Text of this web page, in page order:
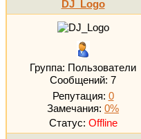
DJ_Logo
Группа: Пользователи
Сообщений: 7
Репутация: 0
Замечания: 0%
Статус: Offline